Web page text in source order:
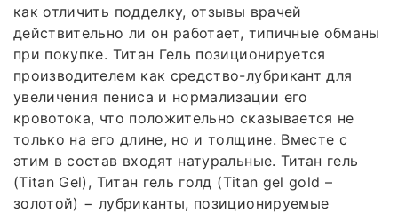
как отличить подделку, отзывы врачей
действительно ли он работает, типичные обманы
при покупке. Титан Гель позиционируется
производителем как средство-лубрикант для
увеличения пениса и нормализации его
кровотока, что положительно сказывается не
только на его длине, но и толщине. Вместе с
этим в состав входят натуральные. Титан гель
(Titan Gel), Титан гель голд (Titan gel gold –
золотой) − лубриканты, позиционируемые